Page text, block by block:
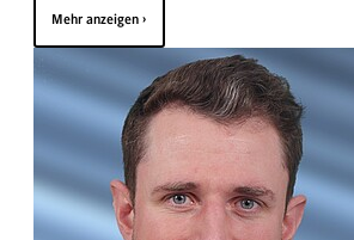
Mehr anzeigen